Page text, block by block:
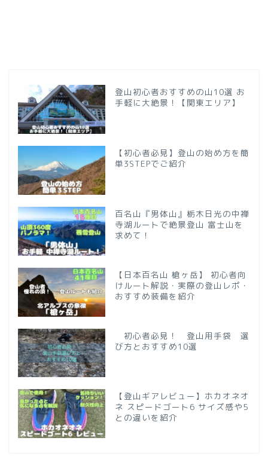
登山初心者おすすめの山10選 お
手軽に大絶景！【関東エリア】
【初心者必見】登山の始め方を簡
単3STEPでご紹介
百名山『男体山』栃木日光の中禅
寺湖ルートで絶景登山 富士山を
求めて！
【日本百名山 槍ヶ岳】 初心者向
けルート解説・実際の登山レポ・
おすすめ装備を紹介
初心者必見！ 登山用手袋 選
び方とおすすめ10選
【登山ギアレビュー】ホカオネオ
ネ スピードゴート6 サイズ感や5
との違いを紹介